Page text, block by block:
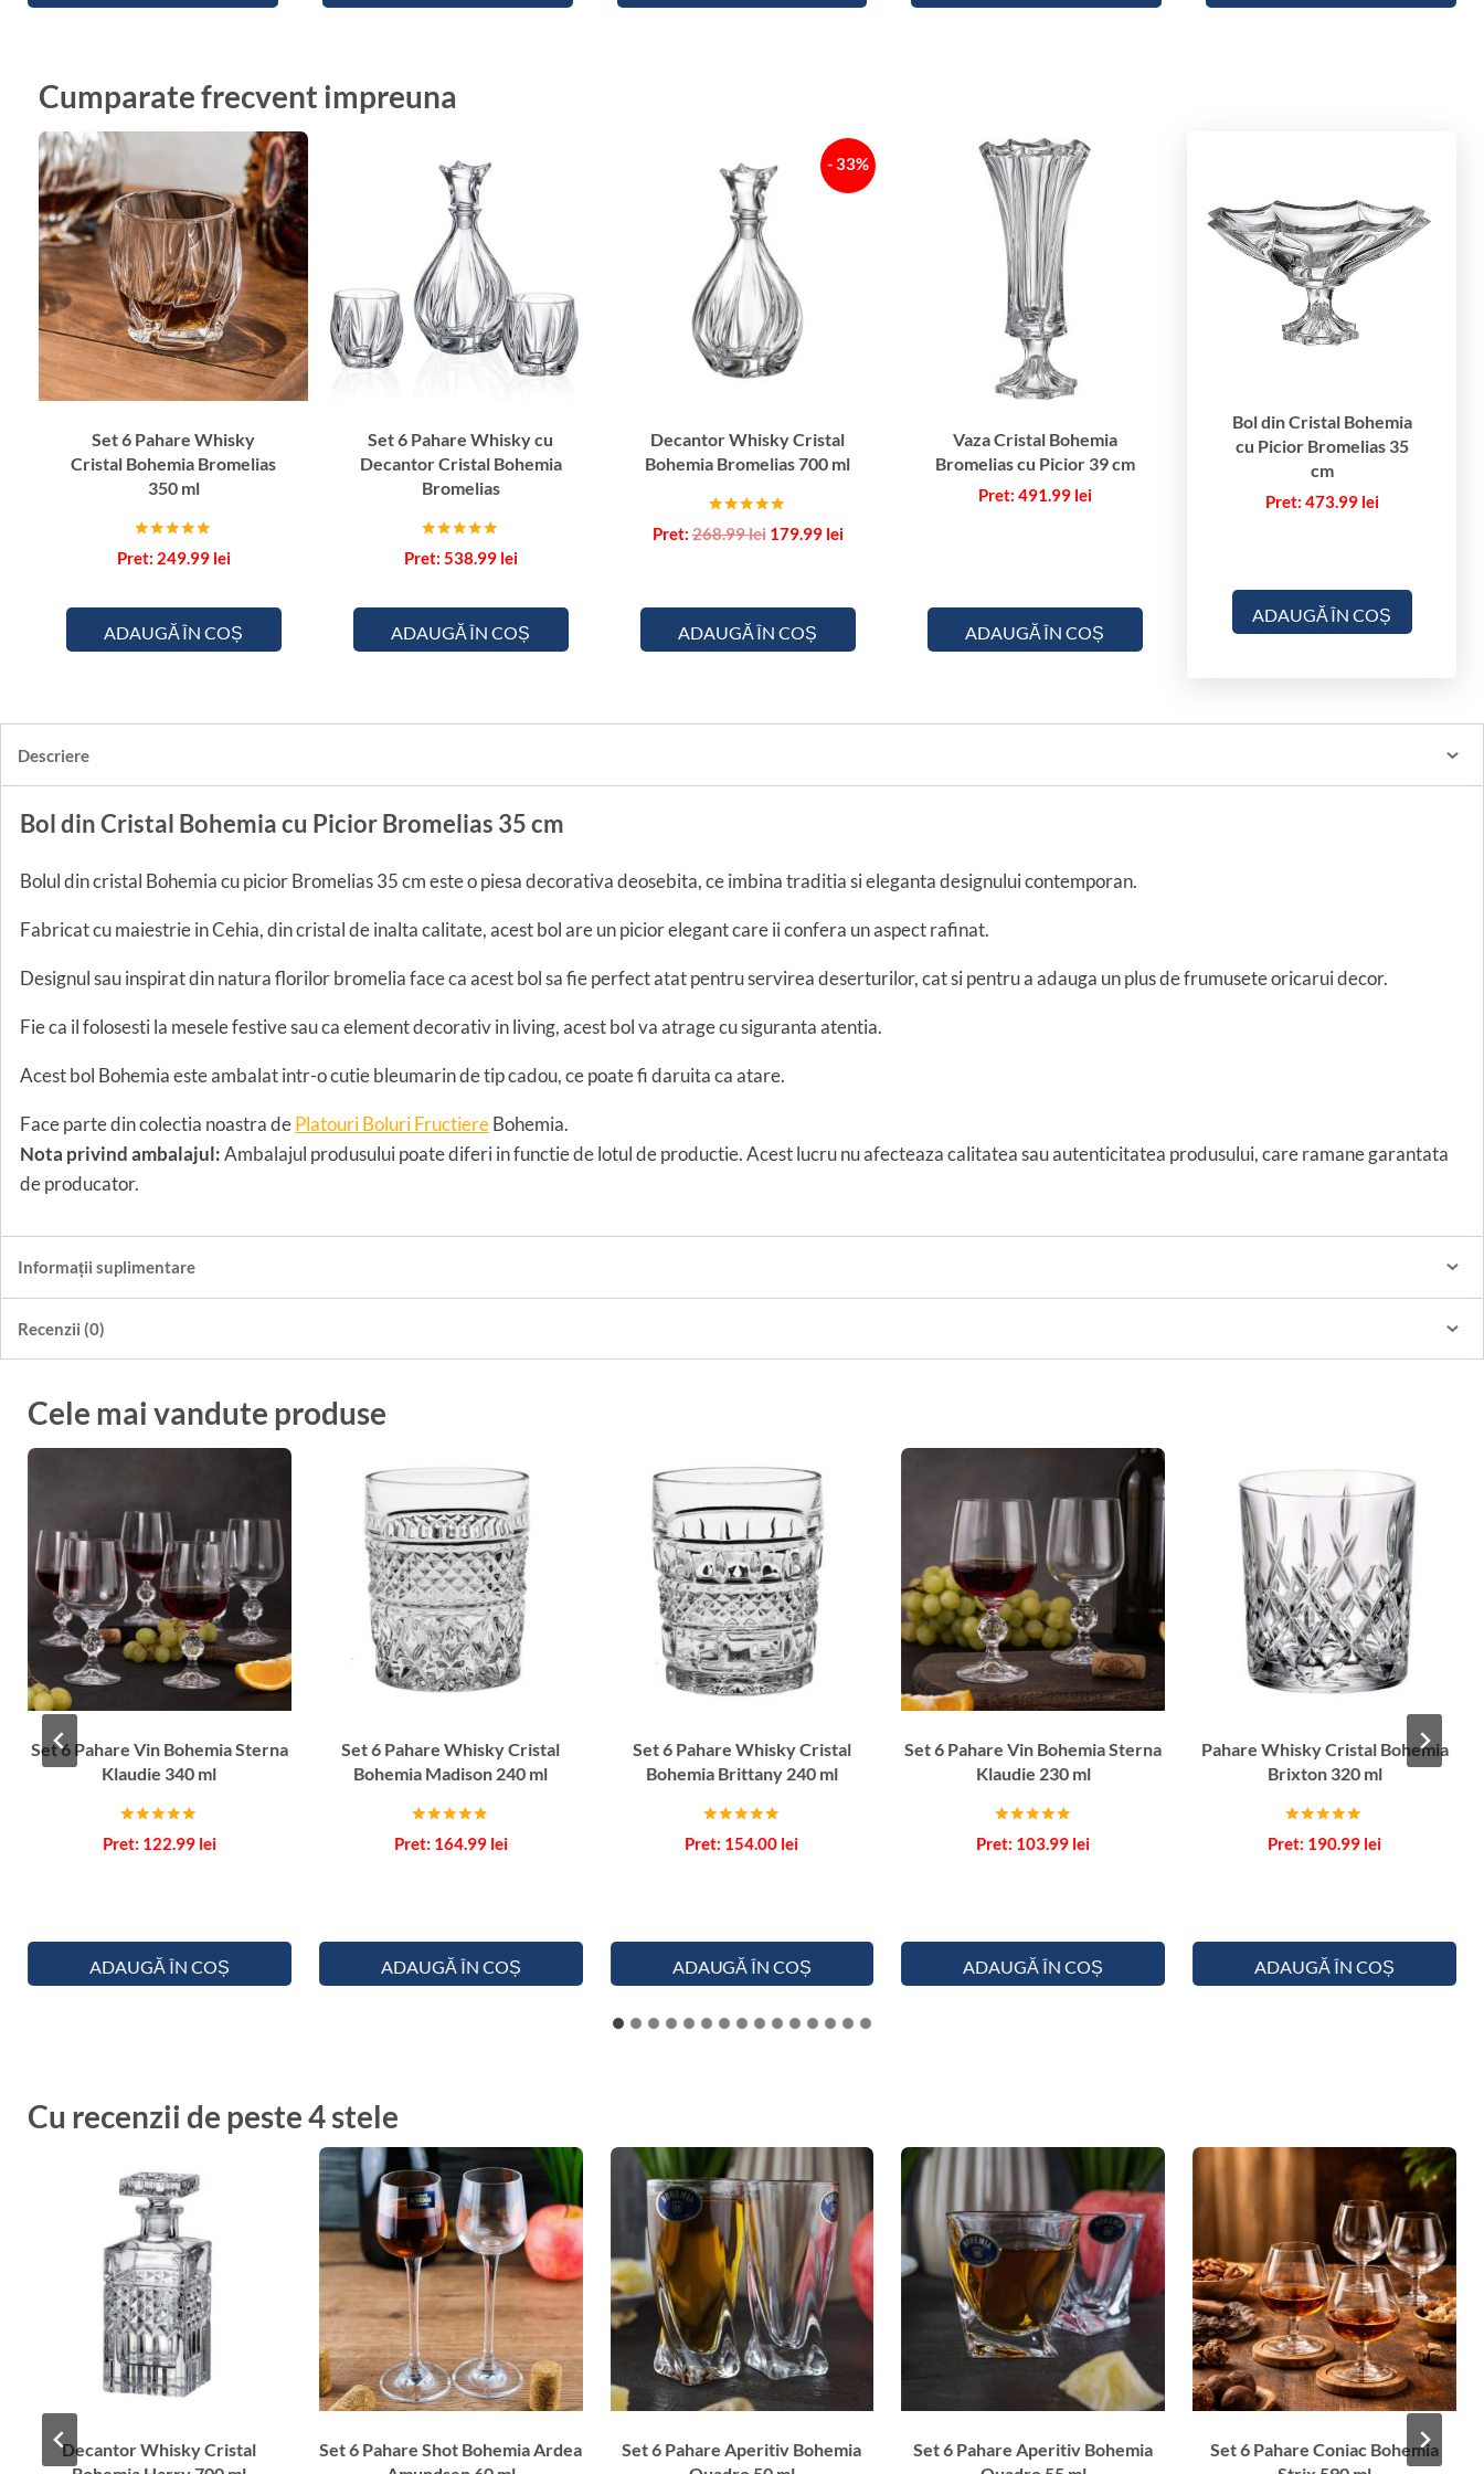
i
c
m
Cumparate frecvent impreuna
Set 6 Pahare Whisky
Cristal Bohemia Bromelias
350 ml
Evaluat la
5.00
249.99 lei
ADAUGĂ ÎN COȘ
Set 6 Pahare Whisky cu
Decantor Cristal Bohemia
Bromelias
Evaluat la
5.00
538.99 lei
ADAUGĂ ÎN COȘ
- 33%
Decantor Whisky Cristal
Bohemia Bromelias 700 ml
Evaluat la
5.00
268.99lei Prețul
268.99 lei.
179.99 leiPrețul
ADAUGĂ ÎN COȘ
Vaza Cristal Bohemia
Bromelias cu Picior 39 cm
491.99 lei
ADAUGĂ ÎN COȘ
Bol din Cristal Bohemia
cu Picior Bromelias 35
cm
473.99 lei
ADAUGĂ ÎN COȘ
Descriere
Bol din Cristal Bohemia cu Picior Bromelias 35 cm
Bolul din cristal Bohemia cu picior Bromelias 35 cm este o piesa decorativa deosebita, ce imbina traditia si eleganta designului contemporan.
Fabricat cu maiestrie in Cehia, din cristal de inalta calitate, acest bol are un picior elegant care ii confera un aspect rafinat.
Designul sau inspirat din natura florilor bromelia face ca acest bol sa fie perfect atat pentru servirea deserturilor, cat si pentru a adauga un plus de frumusete oricarui decor.
Fie ca il folosesti la mesele festive sau ca element decorativ in living, acest bol va atrage cu siguranta atentia.
Acest bol Bohemia este ambalat intr-o cutie bleumarin de tip cadou, ce poate fi daruita ca atare.
Face parte din colectia noastra dePlatouri Boluri FructiereBohemia.
Nota privind ambalajul:Ambalajul produsului poate diferi in functie de lotul de productie. Acest lucru nu afecteaza calitatea sau autenticitatea produsului, care ramane garantata
de producator.
Informații suplimentare
Recenzii (0)
Cele mai vandute produse
Set 6 Pahare Vin Bohemia Sterna
Klaudie 340 ml
Evaluat la
5.00
122.99 lei
ADAUGĂ ÎN COȘ
Set 6 Pahare Whisky Cristal
Bohemia Madison 240 ml
Evaluat la
4.67
164.99 lei
ADAUGĂ ÎN COȘ
Set 6 Pahare Whisky Cristal
Bohemia Brittany 240 ml
Evaluat la
5.00
154.00 lei
ADAUGĂ ÎN COȘ
Set 6 Pahare Vin Bohemia Sterna
Klaudie 230 ml
Evaluat la
5.00
103.99 lei
ADAUGĂ ÎN COȘ
Pahare Whisky Cristal Bohemia
Brixton 320 ml
Evaluat la
5.00
190.99 lei
ADAUGĂ ÎN COȘ
Cu recenzii de peste 4 stele
Decantor Whisky Cristal
Set 6 Pahare Shot Bohemia Ardea
Set 6 Pahare Aperitiv Bohemia
Set 6 Pahare Aperitiv Bohemia
Set 6 Pahare Coniac Bohemia